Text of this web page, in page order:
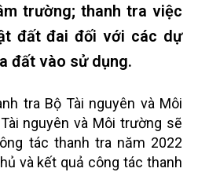
trường; thanh tra việc
đất đai đối với các dự
đất vào sử dụng.
tra Bộ Tài nguyên và Môi
nguyên và Môi trường sẽ
tác thanh tra năm 2022
và kết quả công tác thanh